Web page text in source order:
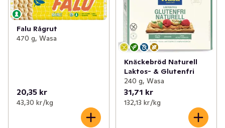
Falu Rågrut
470 g, Wasa
20,35 kr
43,30 kr /kg
Knäckebröd Naturell
Laktos- & Glutenfri
240 g, Wasa
31,71 kr
132,13 kr /kg